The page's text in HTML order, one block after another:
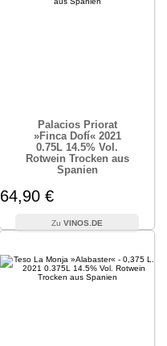
Palacios Priorat
»Finca Dofí« 2021
0.75L 14.5% Vol.
Rotwein Trocken aus
Spanien
64,90 €
VINOS.DE